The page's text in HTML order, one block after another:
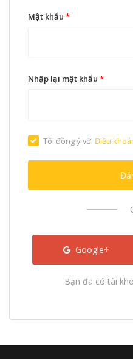
Mật khẩu *
Nhập lại mật khẩu *
Tôi đồng ý với Điều
Google+
Bạn đã có tài